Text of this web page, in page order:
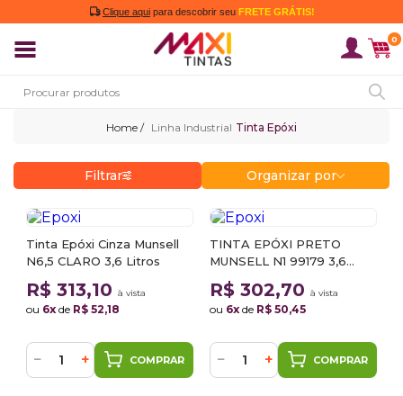
Clique aqui para descobrir seu FRETE GRÁTIS!
0
Linha Industrial Tinta Epóxi
Organizar por
Filtrar
Tinta Epóxi Cinza Munsell
N6,5 CLARO 3,6 Litros
R$ 313,10 à vista
ou 6x de R$ 52,18
− + COMPRAR
TINTA EPÓXI PRETO
MUNSELL N1 99179 3,6
LITROS
R$ 302,70 à vista
ou 6x de R$ 50,45
− + COMPRAR